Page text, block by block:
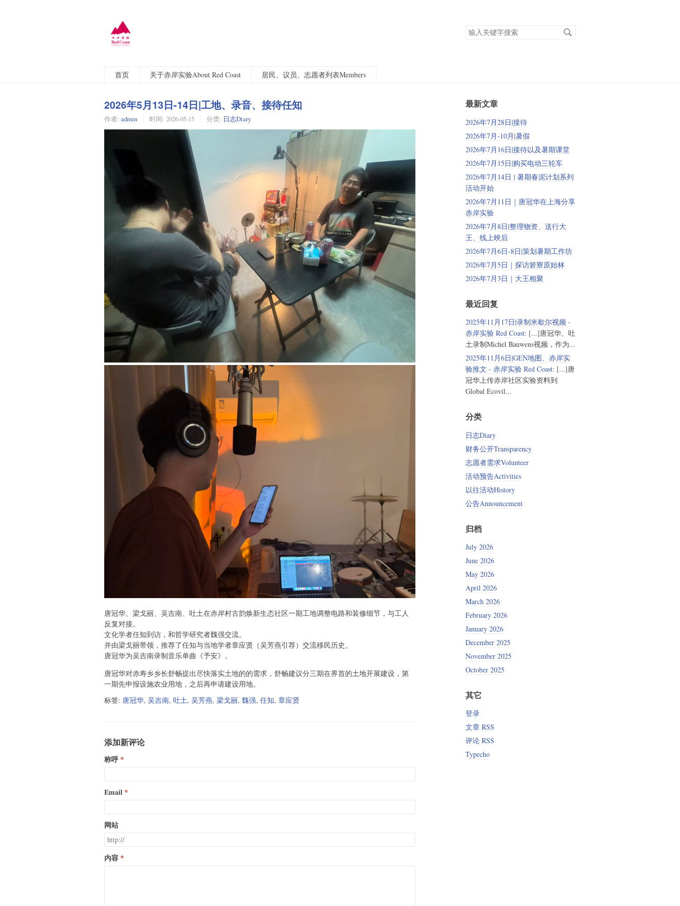
搜
索
首页
关于赤岸实验About Red Coast 居民、议员、志愿者列表Members
2026年5月13日-14日|工地、录音、接待任知
作者: admin 时间: 2026-05-15 分类: 日志Diary
唐冠华、梁戈丽、吴吉南、吐土在赤岸村古韵焕新生态社区一期工地调整电路和装修细节，与工人
反复对接。
文化学者任知到访，和哲学研究者魏强交流。
并由梁戈丽带领，推荐了任知与当地学者章应贤（吴芳燕引荐）交流移民历史。
唐冠华为吴吉南录制音乐单曲《予安》。
唐冠华对赤寿乡乡长舒畅提出尽快落实土地的的需求，舒畅建议分三期在界首的土地开展建设，第
一期先申报设施农业用地，之后再申请建设用地。
标签: 唐冠华, 吴吉南, 吐土, 吴芳燕, 梁戈丽, 魏强, 任知, 章应贤
添加新评论
称呼
Email
网站
内容
最新文章
2026年7月28日|接待
2026年7月-10月|暑假
2026年7月16日|接待以及暑期课堂
2026年7月15日|购买电动三轮车
2026年7月14日 | 暑期春泥计划系列
活动开始
2026年7月11日｜唐冠华在上海分享
赤岸实验
2026年7月8日|整理物资、送行大
王、线上映后
2026年7月6日-8日|策划暑期工作坊
2026年7月5日｜探访箬寮原始林
2026年7月3日｜大王相聚
最近回复
2025年11月17日|录制米歇尔视频 -
赤岸实验 Red Coast: [...]唐冠华、吐
土录制Michel Bauwens视频，作为...
2025年11月6日|GEN地图、赤岸实
验推文 - 赤岸实验 Red Coast: [...]唐
冠华上传赤岸社区实验资料到
Global Ecovil...
分类
日志Diary
财务公开Transparency
志愿者需求Volunteer
活动预告Activities
以往活动History
公告Announcement
归档
July 2026
June 2026
May 2026
April 2026
March 2026
February 2026
January 2026
December 2025
November 2025
October 2025
其它
登录
文章 RSS
评论 RSS
Typecho